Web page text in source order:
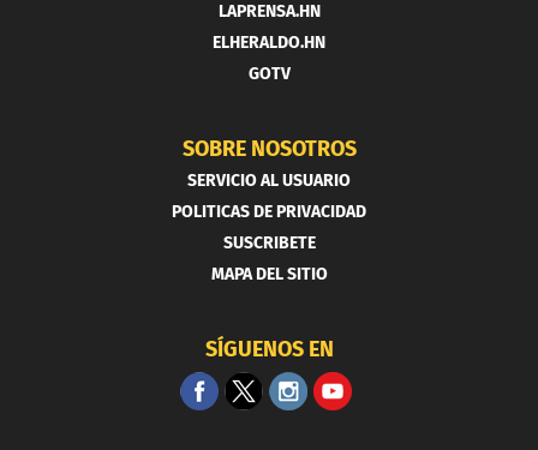
LAPRENSA.HN
ELHERALDO.HN
GOTV
SOBRE NOSOTROS
SERVICIO AL USUARIO
POLITICAS DE PRIVACIDAD
SUSCRIBETE
MAPA DEL SITIO
SÍGUENOS EN